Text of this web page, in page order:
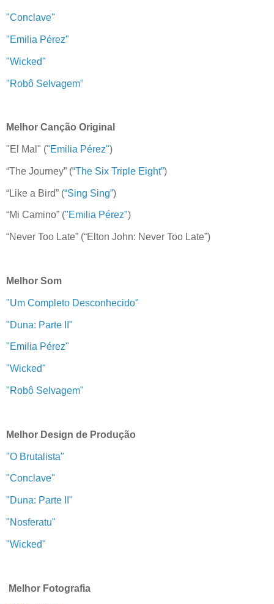
"Conclave"
"Emilia Pérez"
"Wicked"
"Robô Selvagem"
Melhor Canção Original
"El Mal" ("Emilia Pérez")
“The Journey” (“The Six Triple Eight”)
“Like a Bird” (“Sing Sing”)
“Mi Camino” ("Emilia Pérez")
“Never Too Late” (“Elton John: Never Too Late”)
Melhor Som
"Um Completo Desconhecido"
"Duna: Parte II"
"Emilia Pérez"
"Wicked"
"Robô Selvagem"
Melhor Design de Produção
"O Brutalista"
"Conclave"
"Duna: Parte II"
"Nosferatu"
"Wicked"
Melhor Fotografia